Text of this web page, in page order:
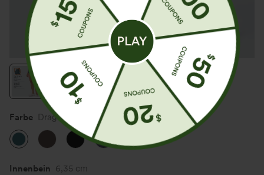
Farbe Dragonfly
Innenbein 6,35 cm